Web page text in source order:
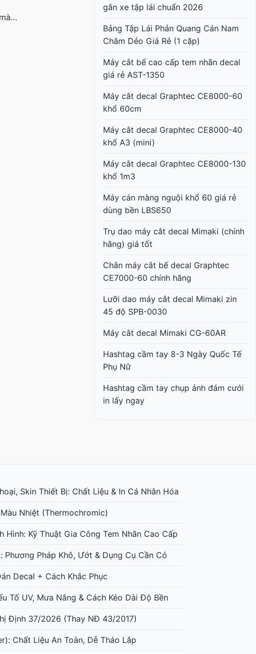
gắn xe tập lái chuẩn 2026
Bảng Tập Lái Phản Quang Cán Nam
Châm Dẻo Giá Rẻ (1 cặp)
Máy cắt bế cao cấp tem nhãn decal
giá rẻ AST-1350
Máy cắt decal Graphtec CE8000-60
khổ 60cm
Máy cắt decal Graphtec CE8000-40
khổ A3 (mini)
Máy cắt decal Graphtec CE8000-130
khổ 1m3
Máy cán màng nguội khổ 60 giá rẻ
dùng bền LBS650
Trụ dao máy cắt decal Mimaki (chính
hãng) giá tốt
Chân máy cắt bế decal Graphtec
CE7000-60 chính hãng
Lưỡi dao máy cắt decal Mimaki zin
45 độ SPB-0030
Máy cắt decal Mimaki CG-60AR
Hashtag cầm tay 8-3 Ngày Quốc Tế
Phụ Nữ
Hashtag cầm tay chụp ảnh đám cưới
in lấy ngay
Skin Thiết Bị: Chất Liệu & In Cá Nhân Hóa
Nhiệt (Thermochromic)
Hình: Kỹ Thuật Gia Công Tem Nhãn Cao Cấp
Phương Pháp Khô, Ướt & Dụng Cụ Cần Có
Decal + Cách Khắc Phục
Tố UV, Mưa Nắng & Cách Kéo Dài Độ Bền
Định 37/2026 (Thay NĐ 43/2017)
Chất Liệu An Toàn, Dễ Tháo Lắp